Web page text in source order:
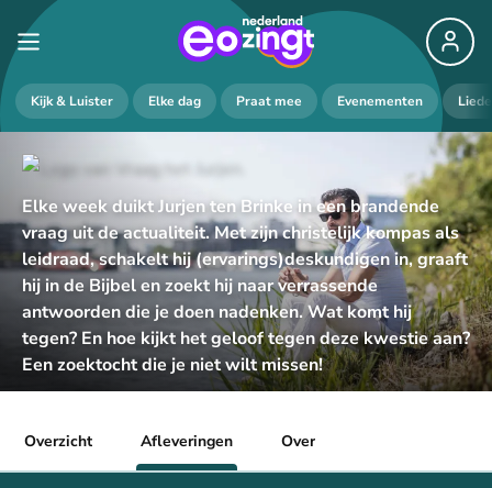
Kijk & Luister Elke dag Praat mee Evenementen
Elke week duikt Jurjen ten Brinke in een brandende
vraag uit de actualiteit. Met zijn christelijk kompas als
leidraad, schakelt hij (ervarings)deskundigen in, graaft
hij in de Bijbel en zoekt hij naar verrassende
antwoorden die je doen nadenken. Wat komt hij
tegen? En hoe kijkt het geloof tegen deze kwestie aan?
Een zoektocht die je niet wilt missen!
Overzicht Afleveringen Over